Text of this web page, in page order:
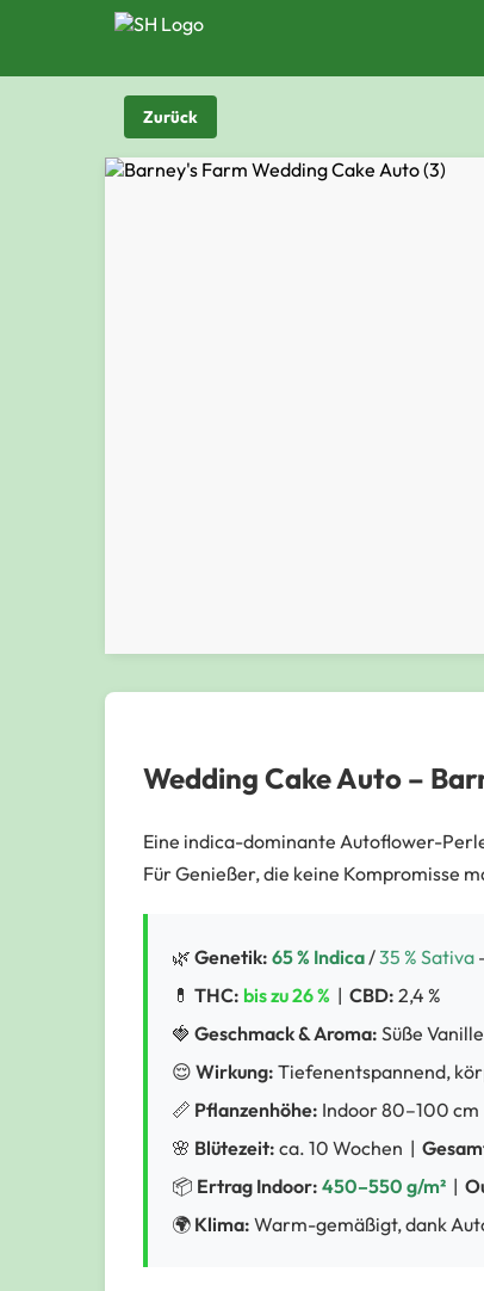
Zurück
Wedding Cake Auto –
Eine indica-dominante Autoflower-
Für Genießer, die keine Kompromisse
🌿 Genetik: 65 % Indica /35 % Sativa
💊 THC: bis zu 26 % | CBD: 2,4 %
🍓 Geschmack & Aroma: Süße
😌 Wirkung: Tiefenentspannend,
📏 Pflanzenhöhe: Indoor 80–100
🌸 Blütezeit: ca. 10 Wochen |
📦 Ertrag Indoor: 450–550 g/m² |
🌍 Klima: Warm-gemäßigt, dank